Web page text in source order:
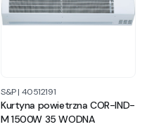
S&P| 40512191
Kurtyna powietrzna COR-IND-
M 1500W 35 WODNA